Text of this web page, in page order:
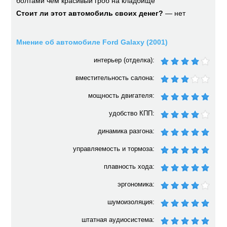
Стоит ли этот автомобиль своих денег? — нет
Мнение об автомобиле Ford Galaxy (2001)
интерьер (отделка):
вместительность салона:
мощность двигателя:
удобство КПП:
динамика разгона:
управляемость и тормоза:
плавность хода:
эргономика:
шумоизоляция:
штатная аудиосистема: